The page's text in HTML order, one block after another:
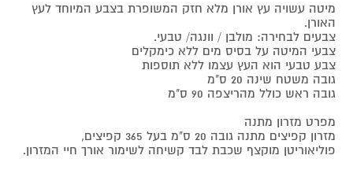
מיטה עשויה עץ אורן מלא חזק המשופרת בצבע המיוחד לעץ
האורן.
צבעים לבחירה: מולבן / וונגה/ טבעי.
צבעי המיטה על בסיס מים ללא כימקלים
צבע טבעי הוא העץ עצמו ללא תוספות
גובה משטח שינה 20 ס"מ
גובה ראש כולל מהריצפה 90 ס"מ
מפרט מזרון מתנה
מזרון קפיצים מתנה גובה 20 ס"מ בעל 365 קפיצים,
פוליאוריטן מוקצף שכבת לבד קשיחה לשימור אורך חיי המזרון.